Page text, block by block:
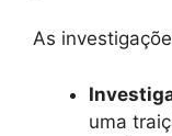
As
uma